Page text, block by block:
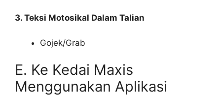
3. Teksi Motosikal Dalam Talian
Gojek/Grab
E. Ke Kedai Maxis
Menggunakan Aplikasi